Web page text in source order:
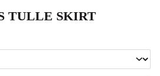
TULLE SKIRT